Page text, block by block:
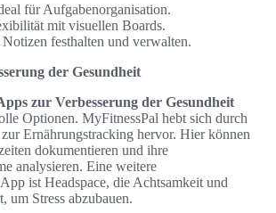
für Aufgabenorganisation.
mit visuellen Boards.
Notizen festhalten und verwalten.
der Gesundheit
zur Verbesserung der Gesundheit
Optionen. MyFitnessPal hebt sich durch
Ernährungstracking hervor. Hier können
dokumentieren und ihre
analysieren. Eine weitere
ist Headspace, die Achtsamkeit und
um Stress abzubauen.